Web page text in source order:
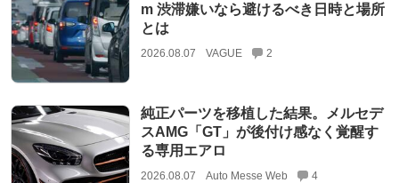
m 渋滞嫌いなら避けるべき日時と場所
とは
2026.08.07 VAGUE 2
純正パーツを移植した結果。メルセデ
スAMG「GT」が後付け感なく覚醒す
る専用エアロ
2026.08.07 Auto Messe Web 4